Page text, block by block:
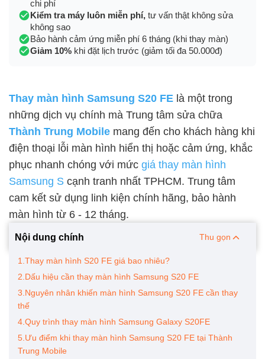
chi phí
Kiểm tra máy luôn miễn phí, tư vấn thật không sửa
không sao
Bảo hành cảm ứng miễn phí 6 tháng (khi thay màn)
Giảm 10% khi đặt lịch trước (giảm tối đa 50.000đ)
Thay màn hình Samsung S20 FE là một trong
những dịch vụ chính mà Trung tâm sửa chữa
Thành Trung Mobile mang đến cho khách hàng khi
điện thoại lỗi màn hình hiển thị hoặc cảm ứng, khắc
phục nhanh chóng với mức giá thay màn hình
Samsung S cạnh tranh nhất TPHCM. Trung tâm
cam kết sử dụng linh kiện chính hãng, bảo hành
màn hình từ 6 - 12 tháng.
Nội dung chính Thu gọn
1.Thay màn hình S20 FE giá bao nhiêu?
2.Dấu hiệu cần thay màn hình Samsung S20 FE
3.Nguyên nhân khiến màn hình Samsung S20 FE cần thay
thế
4.Quy trình thay màn hình Samsung Galaxy S20FE
5.Ưu điểm khi thay màn hình Samsung S20 FE tại Thành
Trung Mobile